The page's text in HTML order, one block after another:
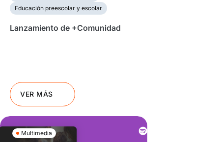
Educación preescolar y escolar
Lanzamiento de +Comunidad
VER MÁS
Multimedia